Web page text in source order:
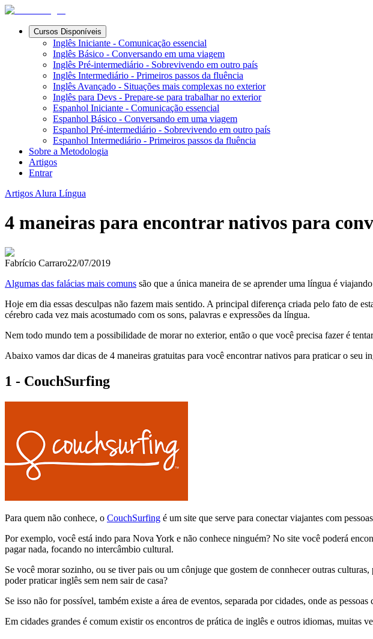
Cursos Disponíveis
Inglês Iniciante - Comunicação essencial
Inglês Básico - Conversando em uma viagem
Inglês Pré-intermediário - Sobrevivendo em outro país
Inglês Intermediário - Primeiros passos da fluência
Inglês Avançado - Situações mais complexas no exterior
Inglês para Devs - Prepare-se para trabalhar no exterior
Espanhol Iniciante - Comunicação essencial
Espanhol Básico - Conversando em uma viagem
Espanhol Pré-intermediário - Sobrevivendo em outro país
Espanhol Intermediário - Primeiros passos da fluência
Sobre a Metodologia
Artigos
Entrar
Artigos Alura Língua
4 maneiras para encontrar nativos para
Fabrício Carraro22/07/2019
Algumas das falácias mais comuns são que a única maneira de se aprender uma língua é
Hoje em dia essas desculpas não fazem mais sentido. A principal diferença criada pelo fato de
cérebro cada vez mais acostumado com os sons, palavras e expressões da língua.
Nem todo mundo tem a possibilidade de morar no exterior, então o que você precisa fazer é
Abaixo vamos dar dicas de 4 maneiras gratuitas para você encontrar nativos para praticar o seu
1 - CouchSurfing
Para quem não conhece, o CouchSurfing é um site que serve para conectar viajantes com
Por exemplo, você está indo para Nova York e não conhece ninguém? No site você poderá
pagar nada, focando no intercâmbio cultural.
Se você morar sozinho, ou se tiver pais ou um cônjuge que gostem de connhecer outras
poder praticar inglês sem nem sair de casa?
Se isso não for possível, também existe a área de eventos, separada por cidades, onde as
Em cidades grandes é comum existir os encontros de prática de inglês e outros idiomas, muitas